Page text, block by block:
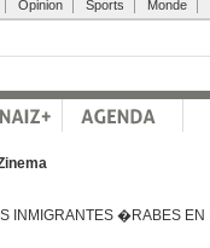
Opinion Sports Monde
INMIGRANTES �RABES EN